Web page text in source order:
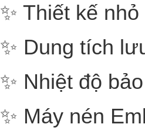
✨ Thiết kế
✨ Dung tích
✨ Nhiệt độ
✨ Máy nén